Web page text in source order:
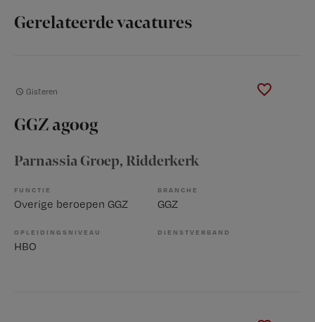
Gerelateerde vacatures
Gisteren
GGZ agoog
Parnassia Groep, Ridderkerk
FUNCTIE
Overige beroepen GGZ
BRANCHE
GGZ
OPLEIDINGSNIVEAU
HBO
DIENSTVERBAND